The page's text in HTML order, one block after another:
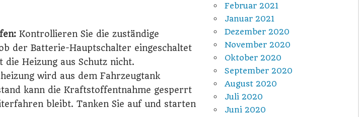
Kontrollieren Sie die zuständige
der Batterie-Hauptschalter eingeschaltet
Heizung aus Schutz nicht.
wird aus dem Fahrzeugtank
kann die Kraftstoffentnahme gesperrt
bleibt. Tanken Sie auf und starten
Februar 2021
Januar 2021
Dezember 2020
November 2020
Oktober 2020
September 2020
August 2020
Juli 2020
Juni 2020